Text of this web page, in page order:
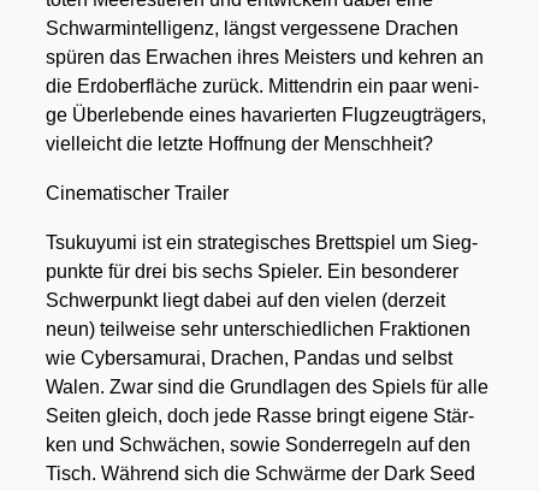
Schwarm­in­tel­li­genz, längst ver­ges­se­ne Dra­chen
spü­ren das Erwa­chen ihres Meis­ters und keh­ren an
die Erd­ober­flä­che zurück. Mit­ten­drin ein paar weni­
ge Über­le­ben­de eines hava­rier­ten Flug­zeug­trä­gers,
viel­leicht die letz­te Hoff­nung der Mensch­heit?
Cine­ma­ti­scher Trai­ler
Tsu­kuy­u­mi ist ein stra­te­gi­sches Brett­spiel um Sieg­
punk­te für drei bis sechs Spie­ler. Ein beson­de­rer
Schwer­punkt liegt dabei auf den vie­len (der­zeit
neun) teil­wei­se sehr unter­schied­li­chen Frak­tio­nen
wie Cyber­sa­mu­rai, Dra­chen, Pan­das und selbst
Walen. Zwar sind die Grund­la­gen des Spiels für alle
Sei­ten gleich, doch jede Ras­se bringt eige­ne Stär­
ken und Schwä­chen, sowie Son­der­re­geln auf den
Tisch. Wäh­rend sich die Schwär­me der Dark Seed